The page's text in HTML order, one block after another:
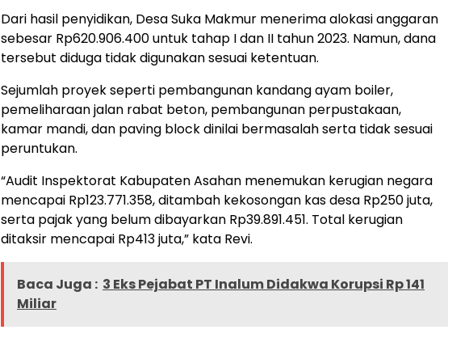
Dari hasil penyidikan, Desa Suka Makmur menerima alokasi anggaran
sebesar Rp620.906.400 untuk tahap I dan II tahun 2023. Namun, dana
tersebut diduga tidak digunakan sesuai ketentuan.
Sejumlah proyek seperti pembangunan kandang ayam boiler,
pemeliharaan jalan rabat beton, pembangunan perpustakaan,
kamar mandi, dan paving block dinilai bermasalah serta tidak sesuai
peruntukan.
“Audit Inspektorat Kabupaten Asahan menemukan kerugian negara
mencapai Rp123.771.358, ditambah kekosongan kas desa Rp250 juta,
serta pajak yang belum dibayarkan Rp39.891.451. Total kerugian
ditaksir mencapai Rp413 juta,” kata Revi.
Baca Juga : 3 Eks Pejabat PT Inalum Didakwa Korupsi Rp 141
Miliar